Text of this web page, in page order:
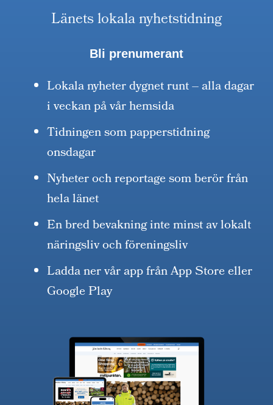
Länets lokala nyhetstidning
Bli prenumerant
Lokala nyheter dygnet runt – alla dagar
i veckan på vår hemsida
Tidningen som papperstidning
onsdagar
Nyheter och reportage som berör från
hela länet
En bred bevakning inte minst av lokalt
näringsliv och föreningsliv
Ladda ner vår app från App Store eller
Google Play